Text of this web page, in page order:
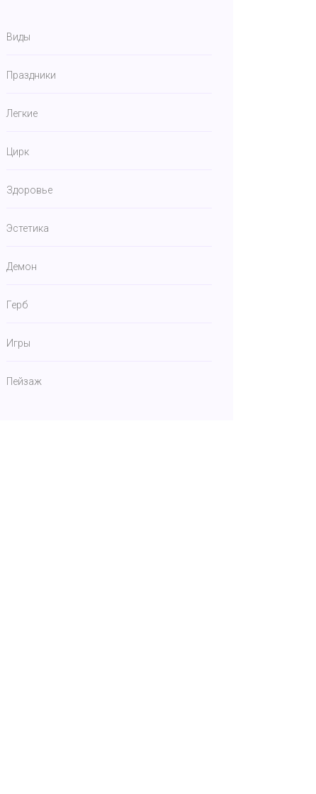
Виды
Праздники
Легкие
Цирк
Здоровье
Эстетика
Демон
Герб
Игры
Пейзаж